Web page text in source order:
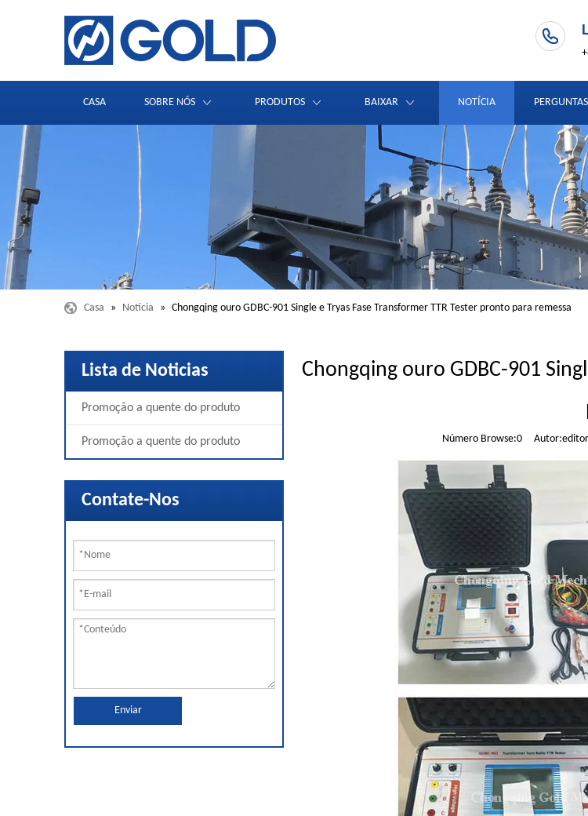
CASA SOBRE NÓS PRODUTOS BAIXAR NOTÍCIA
Casa » Notícia » Chongqing ouro GDBC-901 Single e Tryas Fase Transformer TTR Tester pronto para remessa
Lista de Noticias
Promoção a quente do produto
Promoção a quente do produto
Contate-Nos
Enviar
Chongqing ouro GDBC-901
Número Browse:0Autor:editor